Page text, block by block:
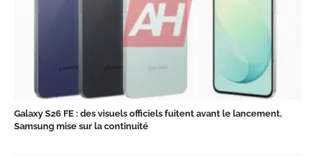
Galaxy S26 FE : des visuels officiels fuitent avant le lancement,
Samsung mise sur la continuité